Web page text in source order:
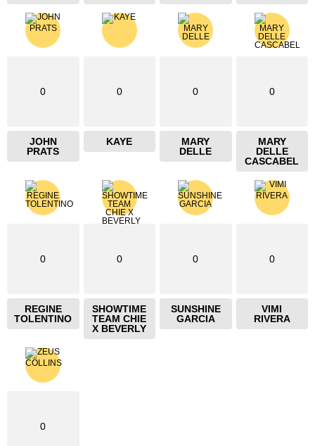
0
JOHN
PRATS
0
KAYE
0
MARY
DELLE
0
MARY
DELLE
CASCABEL
0
REGINE
TOLENTINO
0
SHOWTIME
TEAM CHIE
X BEVERLY
0
SUNSHINE
GARCIA
0
VIMI
RIVERA
0